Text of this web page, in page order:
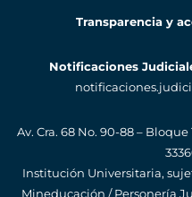
Transparencia y
Notificaciones
Av. Cra. 68 No. 90-88 –
Institución Universitaria,
Mineducación / Personería